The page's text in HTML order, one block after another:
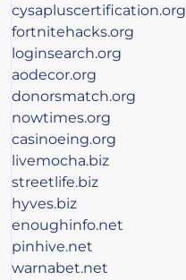
cysapluscertification.org
fortnitehacks.org
loginsearch.org
aodecor.org
donorsmatch.org
nowtimes.org
casinoeing.org
livemocha.biz
streetlife.biz
hyves.biz
enoughinfo.net
pinhive.net
warnabet.net